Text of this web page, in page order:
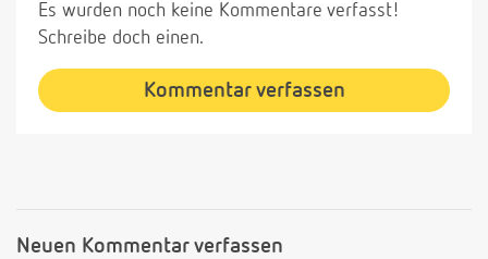
Es wurden noch keine Kommentare verfasst!
Schreibe doch einen.
Kommentar verfassen
Neuen Kommentar verfassen